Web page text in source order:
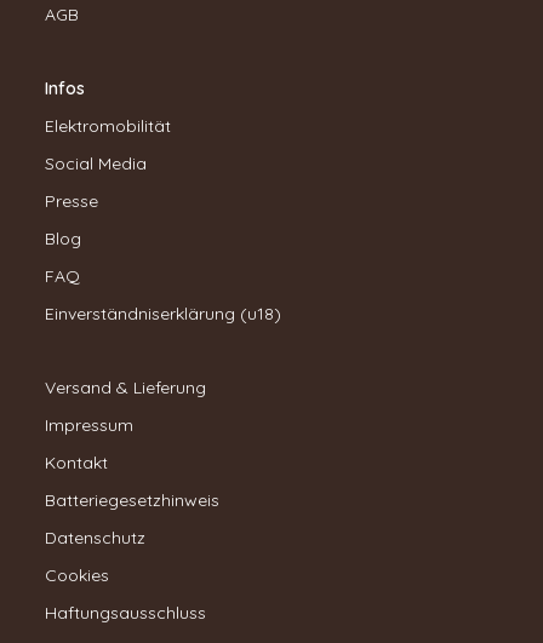
AGB
Infos
Elektromobilität
Social Media
Presse
Blog
FAQ
Einverständniserklärung (u18)
Versand & Lieferung
Impressum
Kontakt
Batteriegesetzhinweis
Datenschutz
Cookies
Haftungsausschluss